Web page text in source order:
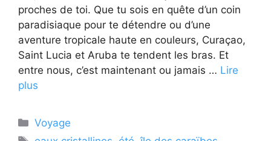
proches de toi. Que tu sois en quête d’un coin
paradisiaque pour te détendre ou d’une
aventure tropicale haute en couleurs, Curaçao,
Saint Lucia et Aruba te tendent les bras. Et
entre nous, c’est maintenant ou jamais … Lire
plus
Catégories
Voyage
Étiquettes